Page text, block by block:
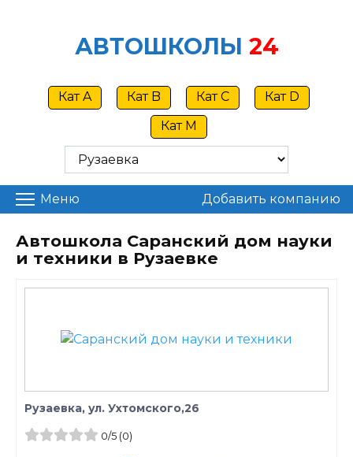
АВТОШКОЛЫ 24
Кат A Кат B Кат C
Кат D
Кат M
Меню Добавить компанию
Автошкола Саранский дом науки
и техники в Рузаевке
Рузаевка, ул. Ухтомского,26
0/5(0)